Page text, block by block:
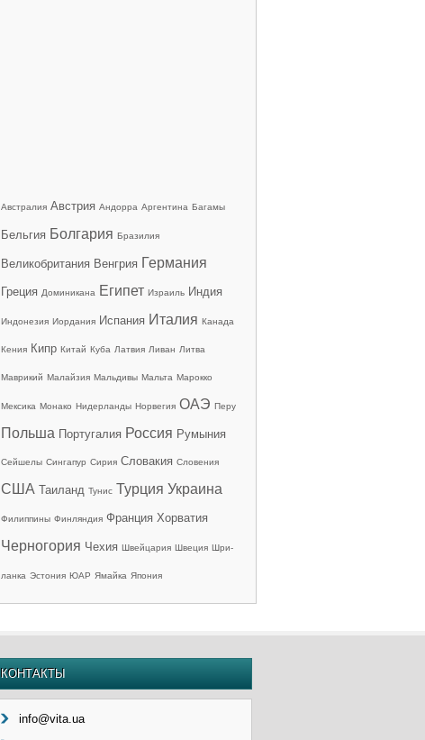
Австралия Австрия Андорра Аргентина Багамы
Бельгия Болгария Бразилия
Великобритания Венгрия Германия
Греция Доминикана Египет Израиль Индия
Индонезия Иордания Испания Италия Канада
Кения Кипр Китай Куба Латвия Ливан Литва
Маврикий Малайзия Мальдивы Мальта Марокко
Мексика Монако Нидерланды Норвегия ОАЭ Перу
Польша Португалия Россия Румыния
Сейшелы Сингапур Сирия Словакия Словения
США Таиланд Тунис Турция Украина
Филиппины Финляндия Франция Хорватия
Черногория Чехия Швейцария Швеция Шри-
ланка Эстония ЮАР Ямайка Япония
КОНТАКТЫ
info@vita.ua